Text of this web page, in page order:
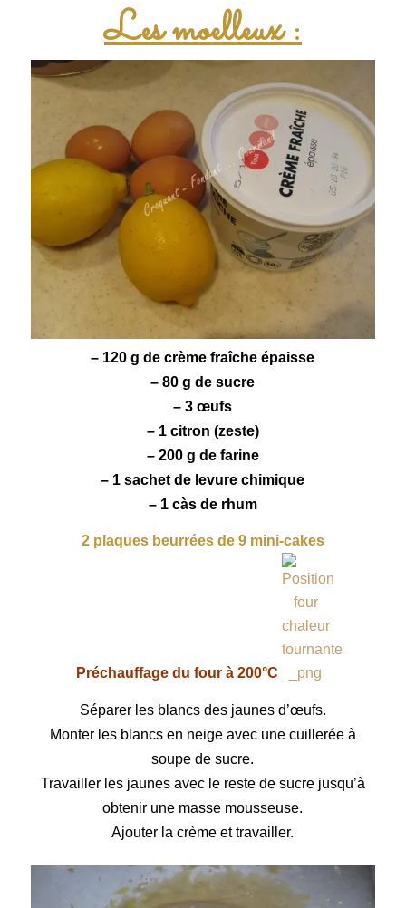
Les moelleux :
– 120 g de crème fraîche épaisse
– 80 g de sucre
– 3 œufs
– 1 citron (zeste)
– 200 g de farine
– 1 sachet de levure chimique
– 1 càs de rhum
2 plaques beurrées de 9 mini-cakes
Préchauffage du four à 200°C
Séparer les blancsdes jaunes d’œufs.
Monter les blancsen neige avec une cuillerée à
soupe de sucre.
Travailler les jaunesavec le reste de sucre jusqu’à
obtenir une masse mousseuse.
Ajouter la crème et travailler.